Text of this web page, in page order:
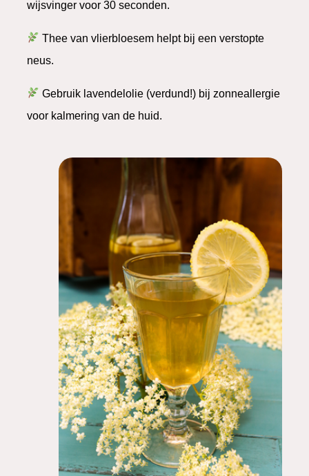
wijsvinger voor 30 seconden.
Thee van vlierbloesem helpt bij een verstopte
neus.
Gebruik lavendelolie (verdund!) bij zonneallergie
voor kalmering van de huid.